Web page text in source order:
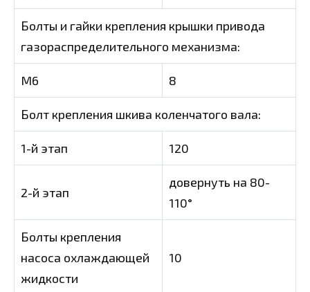
Болты и гайки крепления крышки привода
газораспределительного механизма:
M6 8
Болт крепления шкива коленчатого вала:
1-й этап 120
2-й этап
довернуть на 80-
110°
Болты крепления
насоса охлаждающей
жидкости
10